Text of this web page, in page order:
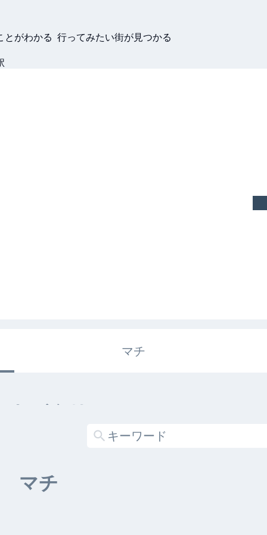
とがわかる 行ってみたい街が見つかる
マチ
キガタリ
マチ